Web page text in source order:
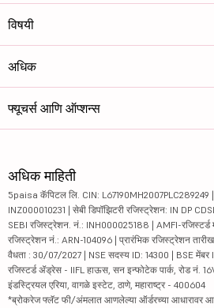
विषयी
अधिक
फ्यूचर्स आणि ऑप्शन्स
अधिक माहिती
5paisa कॅपिटल लि. CIN: L67190MH2007PLC289249
INZ000010231 | सेबी डिपॉझिटरी रजिस्ट्रेशन: IN DP
SEBI रजिस्ट्रेशन. नं.: INH000025188 | AMFI-रजिस्टर्ड
रजिस्ट्रेशन नं.: ARN-104096 | प्रारंभिक रजिस्ट्रेशन
वैधता : 30/07/2027 | NSE सदस्य ID: 14300 | BSE मेंबर
रजिस्टर्ड ॲड्रेस - IIFL हाऊस, सन इन्फोटेक पार्क, रोड नं.
इंडस्ट्रियल एरिया, वागळे इस्टेट, ठाणे, महाराष्ट्र - 400604
*ब्रोकरेज फ्लॅट फी/अंमलात आणलेल्या ऑर्डरच्या आधारावर